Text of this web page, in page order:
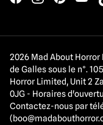
2026 Mad About
de Galles sous le n°.
Horror Limited, Unit 2
0JG - Horaires
Contactez-nous par
(